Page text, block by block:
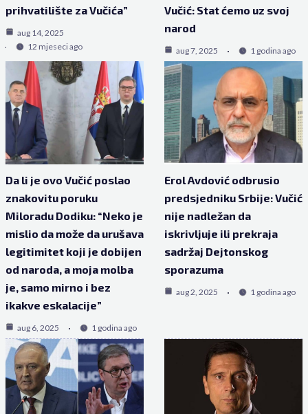
prihvatilište za Vučića”
aug 14, 2025
12 mjeseci ago
Vučić: Stat ćemo uz svoj
narod
aug 7, 2025 1 godina ago
Da li je ovo Vučić poslao
znakovitu poruku
Miloradu Dodiku: “Neko je
mislio da može da urušava
legitimitet koji je dobijen
od naroda, a moja molba
je, samo mirno i bez
ikakve eskalacije”
aug 6, 2025 1 godina ago
Erol Avdović odbrusio
predsjedniku Srbije: Vučić
nije nadležan da
iskrivljuje ili prekraja
sadržaj Dejtonskog
sporazuma
aug 2, 2025 1 godina ago